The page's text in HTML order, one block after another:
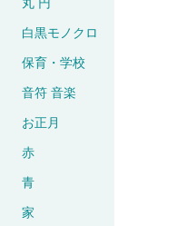
白黒モノクロ
保育・学校
音符 音楽
お正月
赤
青
家